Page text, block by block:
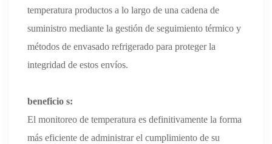
temperatura productos a lo largo de una cadena de
suministro mediante la gestión de seguimiento térmico y
métodos de envasado refrigerado para proteger la
integridad de estos envíos.
beneficio s:
El monitoreo de temperatura es definitivamente la forma
más eficiente de administrar el cumplimiento de su